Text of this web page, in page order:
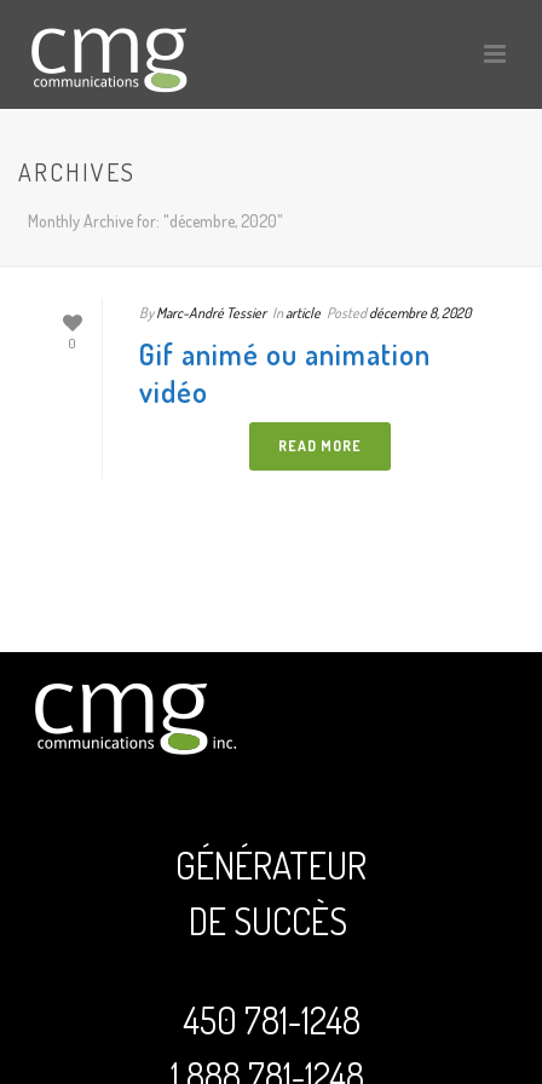
ARCHIVES
Monthly Archive for: "décembre, 2020"
0
By Marc-André Tessier Inarticle Posted décembre 8, 2020
Gif animé ou animation
vidéo
READ MORE
GÉNÉRATEUR
DE SUCCÈS
450 781-1248